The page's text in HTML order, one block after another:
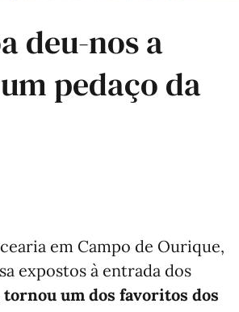
deu-nos a
pedaço da
em Campo de Ourique,
expostos à entrada dos
um dos favoritos dos